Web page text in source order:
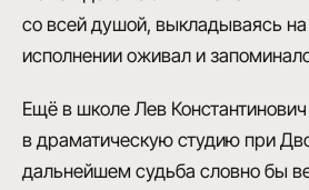
со всей душой, выкладываясь на
исполнении оживал и
Ещё в школе Лев
в драматическую студию при
дальнейшем судьба словно бы